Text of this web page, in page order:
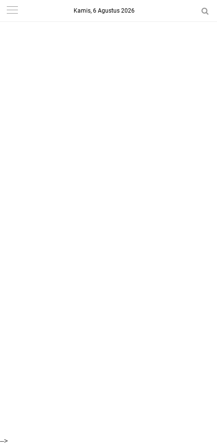
-->
Kamis, 6 Agustus 2026